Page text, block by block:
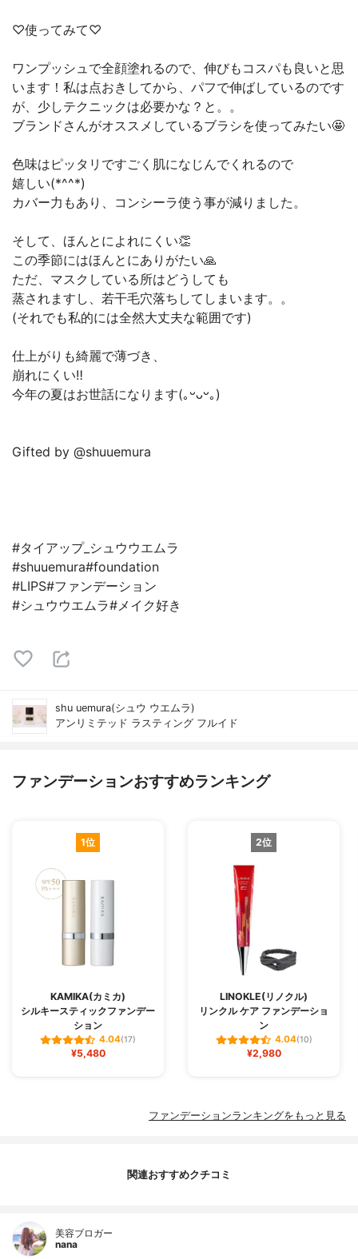
♡使ってみて♡
ワンプッシュで全顔塗れるので、伸びもコスパも良いと思
います！私は点おきしてから、パフで伸ばしているのです
が、少しテクニックは必要かな？と。。
ブランドさんがオススメしているブラシを使ってみたい🤩
色味はピッタリですごく肌になじんでくれるので
嬉しい(*^^*)
カバー力もあり、コンシーラ使う事が減りました。
そして、ほんとによれにくい👏
この季節にはほんとにありがたい🙏
ただ、マスクしている所はどうしても
蒸されますし、若干毛穴落ちしてしまいます。。
(それでも私的には全然大丈夫な範囲です)
仕上がりも綺麗で薄づき、
崩れにくい‼️
今年の夏はお世話になります(｡ᵕᴗᵕ｡)
Gifted by @shuuemura
#タイアップ_シュウウエムラ
#shuuemura#foundation
#LIPS#ファンデーション
#シュウウエムラ#メイク好き
shu uemura(シュウ ウエムラ)
アンリミテッド ラスティング フルイド
ファンデーションおすすめランキング
1位
KAMIKA(カミカ)
シルキースティックファンデー
ション
4.04(17)
¥5,480
2位
LINOKLE(リノクル)
リンクル ケア ファンデーショ
ン
4.04(10)
¥2,980
ファンデーションランキングをもっと見る
関連おすすめクチコミ
美容ブロガー
nana